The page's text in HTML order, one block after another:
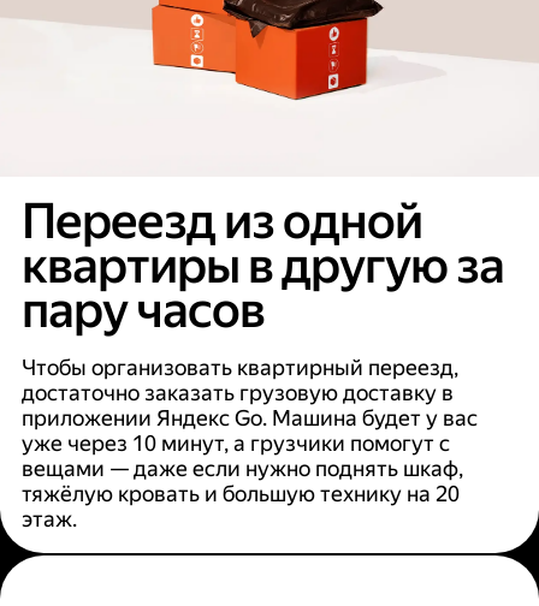
Переезд из одной
квартиры в другую за
пару часов
Чтобы организовать квартирный переезд,
достаточно заказать грузовую доставку в
приложении Яндекс Go. Машина будет у вас
уже через 10 минут, а грузчики помогут с
вещами — даже если нужно поднять шкаф,
тяжёлую кровать и большую технику на 20
этаж.